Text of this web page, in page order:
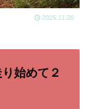
2025.11.26
始めて２